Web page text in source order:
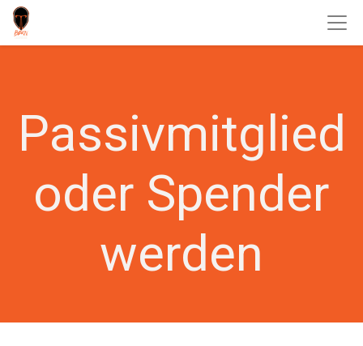
Passivmitglied
oder Spender
werden